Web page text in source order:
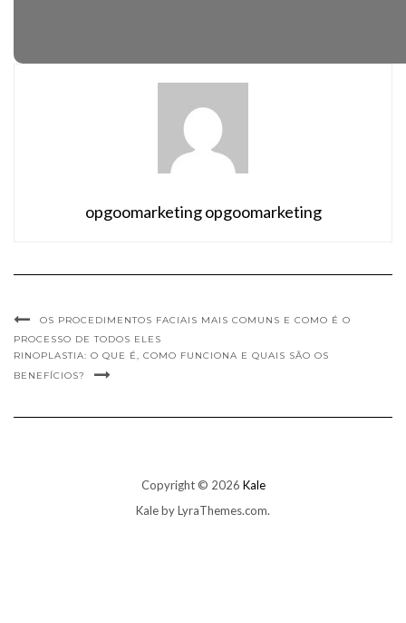
opgoomarketing opgoomarketing
OS PROCEDIMENTOS FACIAIS MAIS COMUNS E COMO É O
PROCESSO DE TODOS ELES
RINOPLASTIA: O QUE É, COMO FUNCIONA E QUAIS SÃO OS
BENEFÍCIOS?
Copyright © 2026 Kale
Kaleby LyraThemes.com.